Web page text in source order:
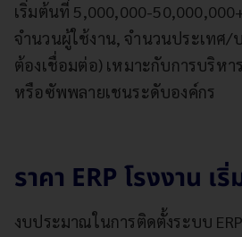
เริ่มต้นที่ 5,000,000-
จำนวนผู้ใช้งาน, จำนวนประเทศ
ต้องเชื่อมต่อ) เหมาะกับการบริหา
หรือซัพพลายเชนระดับองค์กร
ราคา ERP โรงงาน เ
งบประมาณในการติดตั้งระบบ